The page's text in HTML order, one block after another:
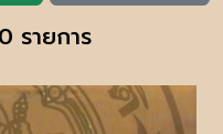
รายการ